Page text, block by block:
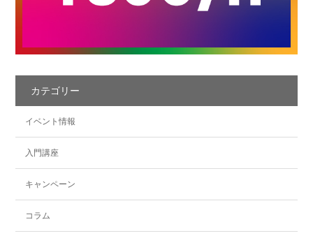
カテゴリー
イベント情報
入門講座
キャンペーン
コラム